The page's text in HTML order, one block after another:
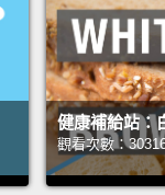
健康補給站：
觀看次數：